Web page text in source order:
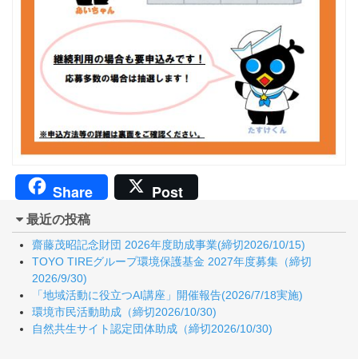
Share Post
最近の投稿
齋藤茂昭記念財団 2026年度助成事業(締切2026/10/15)
TOYO TIREグループ環境保護基金 2027年度募集（締切
2026/9/30)
「地域活動に役立つAI講座」開催報告(2026/7/18実施)
環境市民活動助成（締切2026/10/30)
自然共生サイト認定団体助成（締切2026/10/30)